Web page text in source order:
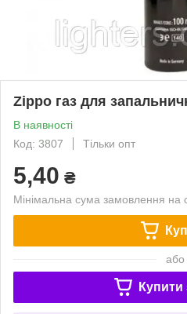
Zippo газ для
В наявності
Код: 3807
Тільки опт
5,40 ₴
Мінімальна сума замовлення на
або
Купити